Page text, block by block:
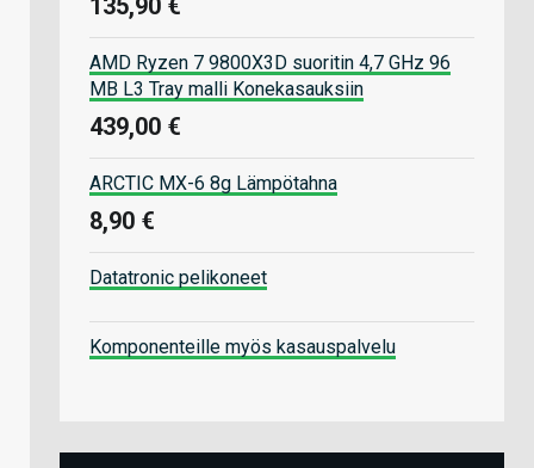
135,90 €
AMD Ryzen 7 9800X3D suoritin 4,7 GHz 96
MB L3 Tray malli Konekasauksiin
439,00 €
ARCTIC MX-6 8g Lämpötahna
8,90 €
Datatronic pelikoneet
Komponenteille myös kasauspalvelu